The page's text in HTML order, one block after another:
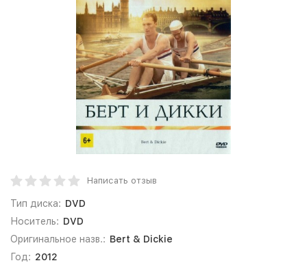
Написать отзыв
Тип диска: DVD
Носитель: DVD
Оригинальное назв.: Bert & Dickie
Год: 2012